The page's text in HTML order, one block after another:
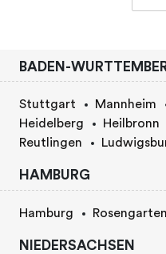
BADEN-
Stuttgart Mannheim
Heidelberg
Heilbronn
Reutlingen
HAMBURG
Hamburg Rosengarten
NIEDERSACHSEN